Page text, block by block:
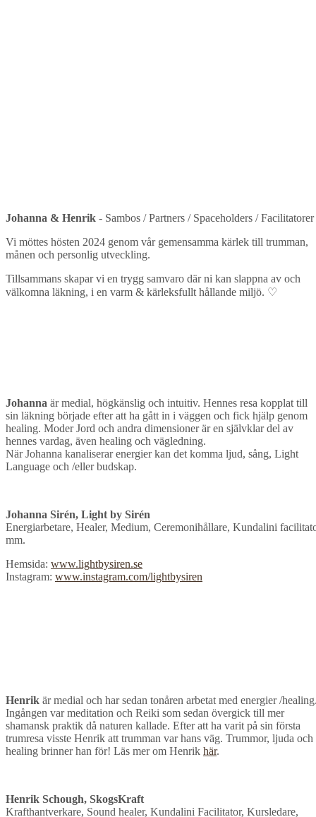
Johanna & Henrik - Sambos / Partners / Spaceholders / Facilitatorer
Vi möttes hösten 2024 genom vår gemensamma kärlek till trumman,
månen och personlig utveckling.
Tillsammans skapar vi en trygg samvaro där ni kan slappna av och
välkomna läkning, i en varm & kärleksfullt hållande miljö. ♡
Johanna är medial, högkänslig och intuitiv. Hennes resa kopplat till
sin läkning började efter att ha gått in i väggen och fick hjälp genom
healing. Moder Jord och andra dimensioner är en självklar del av
hennes vardag, även healing och vägledning.
När Johanna kanaliserar energier kan det komma ljud, sång, Light
Language och /eller budskap.
Johanna Sirén, Light by Sirén
Energiarbetare, Healer, Medium, Ceremonihållare, Kundalini
mm.
Hemsida: www.lightbysiren.se
Instagram: www.instagram.com/lightbysiren
Henrik är medial och har sedan tonåren arbetat med energier /
Ingången var meditation och Reiki som sedan övergick till mer
shamansk praktik då naturen kallade. Efter att ha varit på sin första
trumresa visste Henrik att trumman var hans väg. Trummor, ljuda och
healing brinner han för! Läs mer om Henrik här.
Henrik Schough, SkogsKraft
Krafthantverkare, Sound healer, Kundalini Facilitator, Kursledare,